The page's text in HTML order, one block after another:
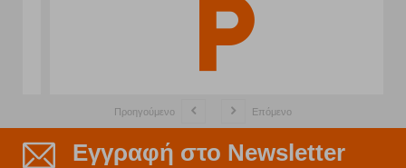
Προηγούμενο Επόμενο
Εγγραφή στο Newsletter